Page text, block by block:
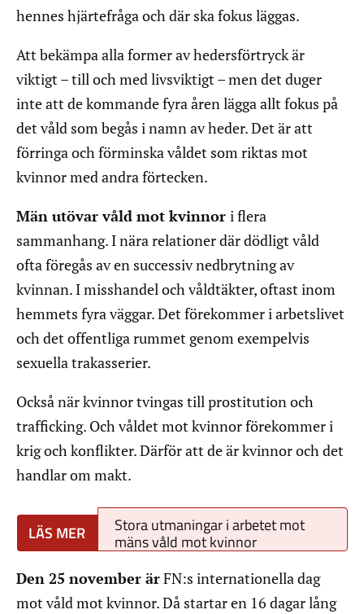
hennes hjärtefråga och där ska fokus läggas.
Att bekämpa alla former av hedersförtryck är
viktigt – till och med livsviktigt – men det duger
inte att de kommande fyra åren lägga allt fokus på
det våld som begås i namn av heder. Det är att
förringa och förminska våldet som riktas mot
kvinnor med andra förtecken.
Män utövar våld mot kvinnor i flera
sammanhang. I nära relationer där dödligt våld
ofta föregås av en successiv nedbrytning av
kvinnan. I misshandel och våldtäkter, oftast inom
hemmets fyra väggar. Det förekommer i arbetslivet
och det offentliga rummet genom exempelvis
sexuella trakasserier.
Också när kvinnor tvingas till prostitution och
trafficking. Och våldet mot kvinnor förekommer i
krig och konflikter. Därför att de är kvinnor och det
handlar om makt.
Stora utmaningar i arbetet mot
mäns våld mot kvinnor
Den 25 november ärFN:s internationella dag
mot våld mot kvinnor. Då startar en 16 dagar lång